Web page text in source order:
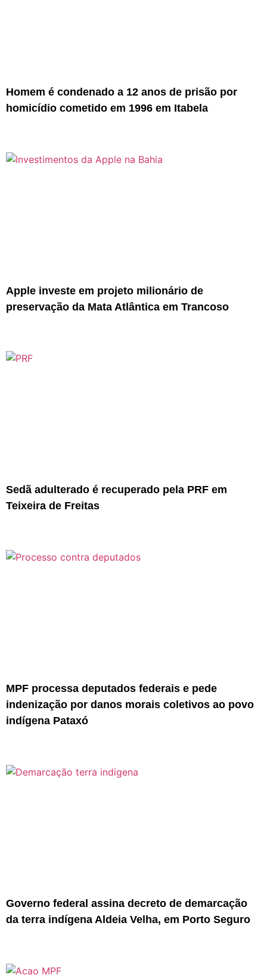
Homem é condenado a 12 anos de prisão por
homicídio cometido em 1996 em Itabela
Apple investe em projeto milionário de
preservação da Mata Atlântica em Trancoso
Sedã adulterado é recuperado pela PRF em
Teixeira de Freitas
MPF processa deputados federais e pede
indenização por danos morais coletivos ao povo
indígena Pataxó
Governo federal assina decreto de demarcação
da terra indígena Aldeia Velha, em Porto Seguro